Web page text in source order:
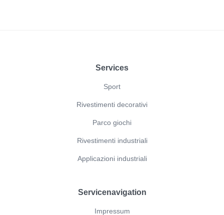
Services
Sport
Rivestimenti decorativi
Parco giochi
Rivestimenti industriali
Applicazioni industriali
Servicenavigation
Impressum